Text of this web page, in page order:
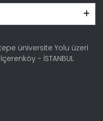
üniversite Yolu üzeri
İçerenköy - İSTANBUL